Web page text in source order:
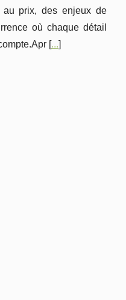
au prix, des enjeux de
où chaque détail
[...]